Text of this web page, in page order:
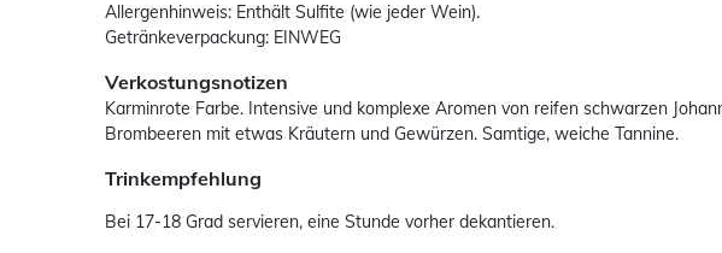
Allergenhinweis: Enthält Sulfite (wie jeder Wein).
Getränkeverpackung: EINWEG
Verkostungsnotizen
Karminrote Farbe. Intensive und komplexe Aromen von reifen schwarzen
Brombeeren mit etwas Kräutern und Gewürzen. Samtige, weiche Tannine.
Trinkempfehlung
Bei 17-18 Grad servieren, eine Stunde vorher dekantieren.